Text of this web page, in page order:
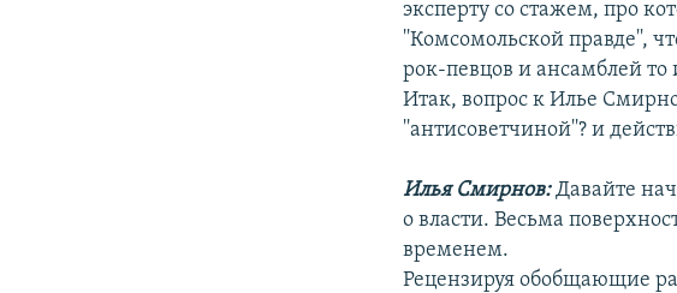
эксперту со стажем, про
''Комсомольской правде'',
рок-певцов и ансамблей то
Итак, вопрос к Илье
''антисоветчиной''? и
Илья Смирнов:Давайте
о власти. Весьма
временем.
Рецензируя обобщающие